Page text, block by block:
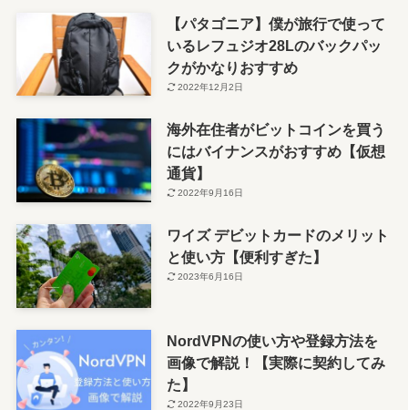
【パタゴニア】僕が旅行で使って
いるレフュジオ28Lのバックパッ
クがかなりおすすめ
2022年12月2日
海外在住者がビットコインを買う
にはバイナンスがおすすめ【仮想
通貨】
2022年9月16日
ワイズ デビットカードのメリット
と使い方【便利すぎた】
2023年6月16日
NordVPNの使い方や登録方法を
画像で解説！【実際に契約してみ
た】
2022年9月23日